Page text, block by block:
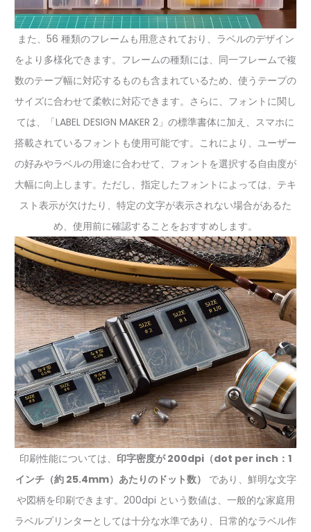
また、56 種類のフレームも用意されており、ラベルのデザイン
をより多様化できます。フレームの種類には、同一フレームで複
数のテープ幅に対応するものも含まれているため、使うテープの
サイズに合わせて柔軟に対応できます。さらに、フォントに関し
ては、「LABEL DESIGN MAKER 2」の標準書体に加え、スマホに
搭載されているフォントも使用可能です。これにより、ユーザー
の好みやラベルの用途に合わせて、フォントを選択する自由度が
大幅に向上します。ただし、指定したフォントによっては、テキ
スト表示が欠けたり、特定の文字が表示されない場合があるた
め、使用前に確認することをおすすめします。
印刷性能については、 印字密度が 200dpi（dot per inch：1
インチ（約 25.4mm）あたりのドット数）
であり、鮮明な文字
や図柄を印刷できます。200dpi という数値は、一般的な家庭用
ラベルプリンターとしては十分な水準であり、日常的なラベル作